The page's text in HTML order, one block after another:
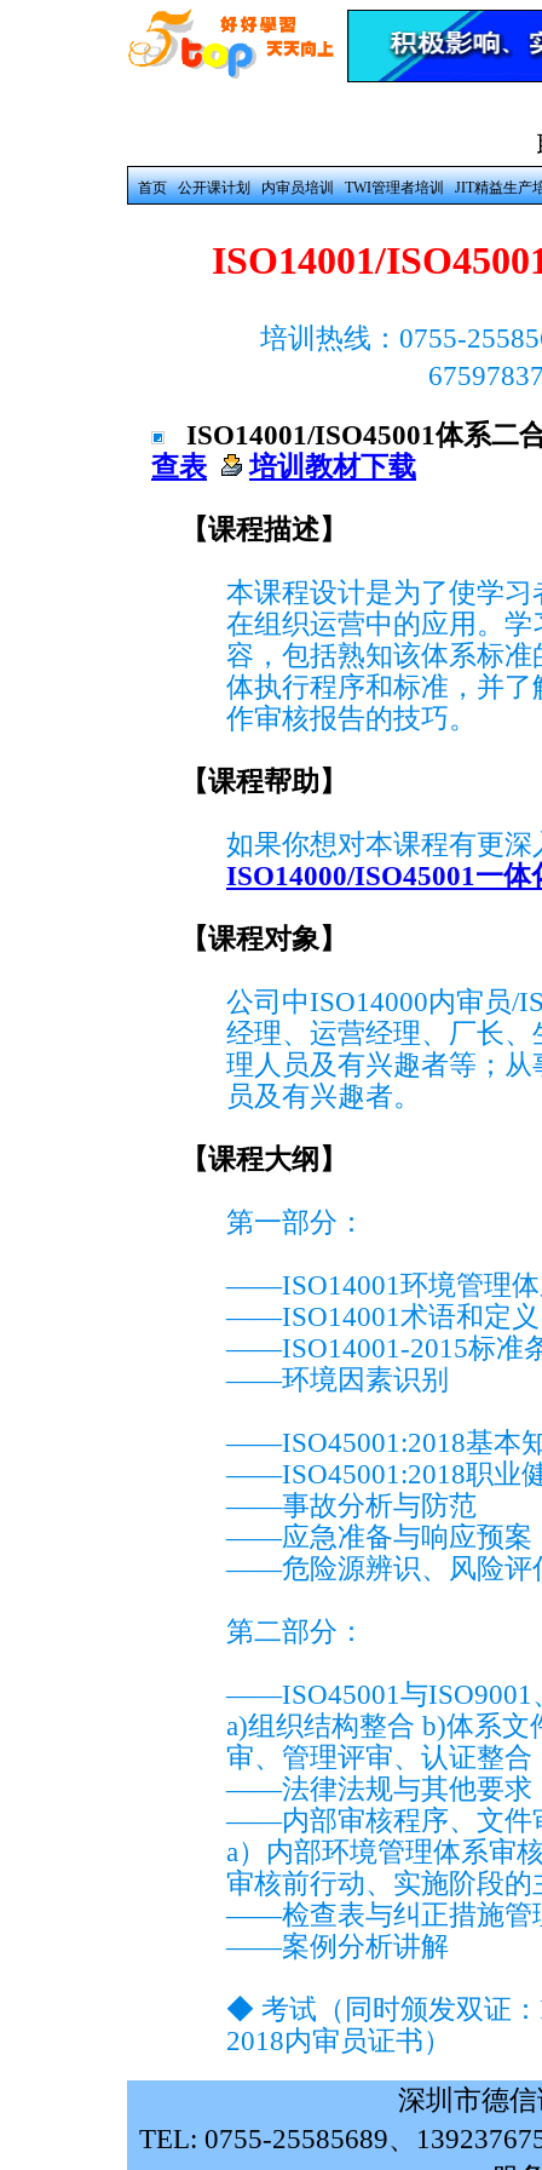
首页 公开课计划 内审员培训 TWI管理者培训 JIT精益生产
ISO14001/
培训热线：0755-
ISO14001/ISO45001体系
查表
培训教材下载
【课程描述】
本课程设计是为了使学习
在组织运营中的应用。
容，包括熟知该体系标
体执行程序和标准，并
作审核报告的技巧。
【课程帮助】
如果你想对本课程有更
ISO14000/ISO45001一
【课程对象】
公司中ISO14000内审员/
经理、运营经理、厂长
理人员及有兴趣者等；
员及有兴趣者。
【课程大纲】
第一部分：
——ISO14001环境管理
——ISO14001术语和定义
——ISO14001-2015标准
——环境因素识别
——ISO45001:2018基本
——ISO45001:2018职业
——事故分析与防范
——应急准备与响应预案
——危险源辨识、风险评
第二部分：
——ISO45001与ISO9001
a)组织结构整合 b)体系
审、管理评审、认证整合
——法律法规与其他要求
——内部审核程序、文件
a）内部环境管理体系审
审核前行动、实施阶段
——检查表与纠正措施管
——案例分析讲解
◆ 考试（同时颁发双证：
2018内审员证书）
深圳市德
TEL: 0755-25585689、